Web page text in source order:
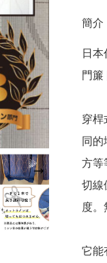
簡介
日
門簾
穿桿
同
方等
切線
度。
它能